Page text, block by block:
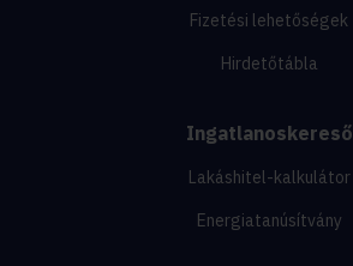
Fizetési lehetőségek
Hirdetőtábla
Ingatlanoskereső
Lakáshitel-kalkulátor
Energiatanúsítvány